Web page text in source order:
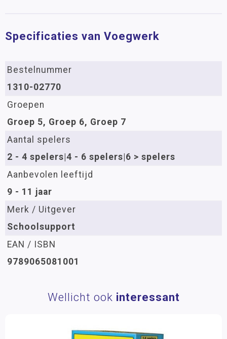
Specificaties van Voegwerk
Bestelnummer
1310-02770
Groepen
Groep 5, Groep 6, Groep 7
Aantal spelers
2 - 4 spelers|4 - 6 spelers|6 > spelers
Aanbevolen leeftijd
9 - 11 jaar
Merk / Uitgever
Schoolsupport
EAN / ISBN
9789065081001
Wellicht ook interessant